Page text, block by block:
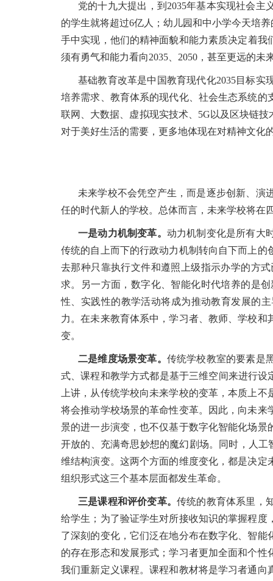
党的十九大提出，到2035年基本实现社会主
的学生就将超过6亿人；幼儿园和中小学今天培
手中实现，他们的精神面貌和能力素质决定着我
须有勇气和能力看向2035、2050，甚至更远的未
基础教育改革是中国教育现代化2035目标
培养需求、教育体系的现代化、社会生态系统
联网、大数据、虚拟现实技术、5G以及区块链
对于美好生活的需要，更多地体现在对精神文化
未来学校不会凭空产生，而是逐步创新、演
任的时代新人的学校。总体而言，未来学校将在
一是动力机制变革。 动力机制变化是所有大
传统的自上而下的行政动力机制转向自下而上
去那种只靠执行文件和遵照上级指示办学的方
求。另一方面，数字化、智能化时代培养的是
性、实践性的教学活动将成为推动教育发展的
力。在未来教育体系中，学习者、教师、学校
变。
二是维度场景变革。 传统学校教室的要素是
式、课程和教学方式都是基于三维空间来进行
上讲，从传统学校向未来学校的变革，本质上
将会推动学校场景的革命性变革。因此，向未
景的进一步演变，也不仅基于数字化智能化场
开放的、充满奇思妙想的魔幻剧场。同时，人
维结构演变。这两个方面的维度变化，都是决
组织形式这三个基本层面都发生革命。
三是课程和评价变革。传统的教育体系里，
给学生；为了验证学生对所接收知识的掌握程
了深刻的变化，它们泛在地分布在数字化、智
的存在形态和发展形式；学习者更加全面和个
我们重新定义课程。课程和教材将是学习者通